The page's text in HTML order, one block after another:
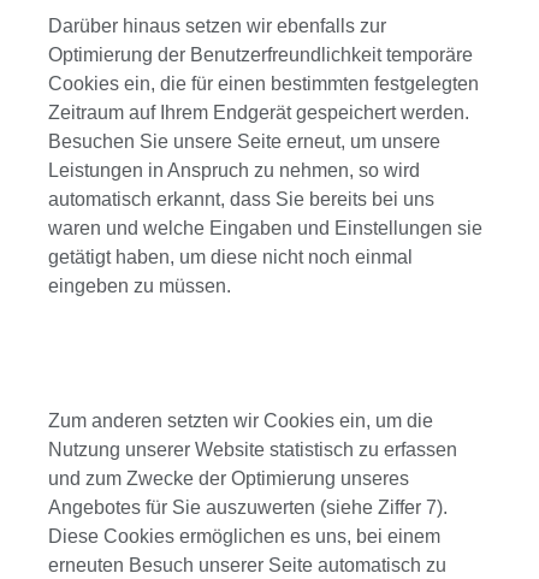
Darüber hinaus setzen wir ebenfalls zur
Optimierung der Benutzerfreundlichkeit temporäre
Cookies ein, die für einen bestimmten festgelegten
Zeitraum auf Ihrem Endgerät gespeichert werden.
Besuchen Sie unsere Seite erneut, um unsere
Leistungen in Anspruch zu nehmen, so wird
automatisch erkannt, dass Sie bereits bei uns
waren und welche Eingaben und Einstellungen sie
getätigt haben, um diese nicht noch einmal
eingeben zu müssen.
Zum anderen setzten wir Cookies ein, um die
Nutzung unserer Website statistisch zu erfassen
und zum Zwecke der Optimierung unseres
Angebotes für Sie auszuwerten (siehe Ziffer 7).
Diese Cookies ermöglichen es uns, bei einem
erneuten Besuch unserer Seite automatisch zu